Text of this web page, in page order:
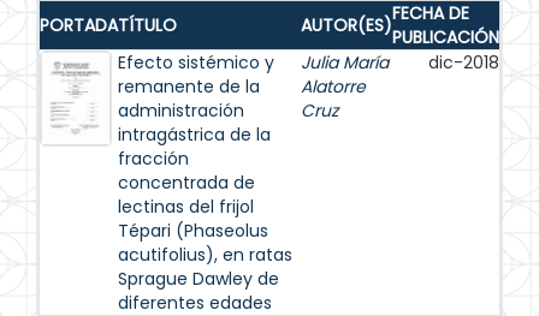
PORTADATÍTULO AUTOR(ES)FECHA DE
PUBLICACIÓN
Efecto sistémico y
remanente de la
administración
intragástrica de la
fracción
concentrada de
lectinas del frijol
Tépari (Phaseolus
acutifolius), en ratas
Sprague Dawley de
diferentes edades
Julia María
Alatorre
Cruz
dic-2018